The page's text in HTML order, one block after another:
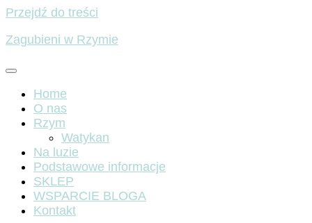
Przejdź do treści
Zagubieni w Rzymie
Home
O nas
Rzym
Watykan
Na luzie
Podstawowe informacje
SKLEP
WSPARCIE BLOGA
Kontakt